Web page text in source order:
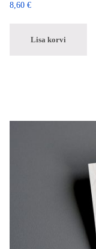
8,60 €
Lisa korvi